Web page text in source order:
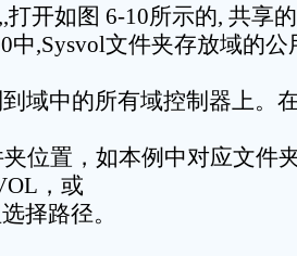
打开如图 6-10所示的, 共享
中,Sysvol文件夹存放域的
域中的所有域控制器上。
位置，如本例中对应文件
，或
择路径。